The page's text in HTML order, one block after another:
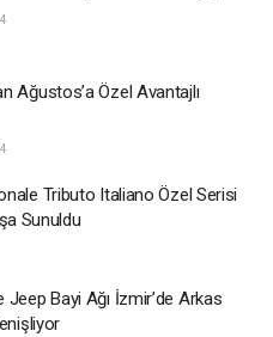
Ağustos’a Özel Avantajlı
Tributo Italiano Özel Serisi
Sunuldu
Bayi Ağı İzmir’de Arkas